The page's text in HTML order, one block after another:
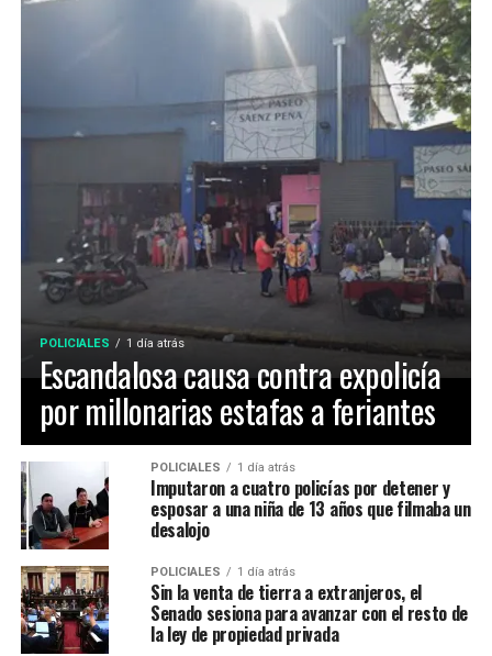
POLICIALES 1 día atrás
Escandalosa causa contra expolicía
por millonarias estafas a feriantes
POLICIALES 1 día atrás
Imputaron a cuatro policías por detener y
esposar a una niña de 13 años que filmaba un
desalojo
POLICIALES 1 día atrás
Sin la venta de tierra a extranjeros, el
Senado sesiona para avanzar con el resto de
la ley de propiedad privada